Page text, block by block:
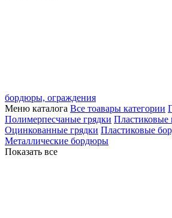
бордюры, ограждения
Меню каталога Все тоавары категории
Полимерпесчаные грядки Пластиковые
Оцинкованные грядки Пластиковые
Металлические бордюры
Показать все